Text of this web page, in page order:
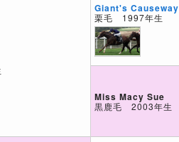
Giant's Causeway
栗毛 1997年生
Miss Macy Sue
黒鹿毛 2003年生